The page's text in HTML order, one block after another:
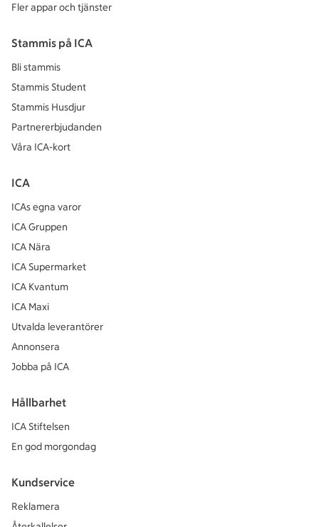
Fler appar och tjänster
Stammis på ICA
Bli stammis
Stammis Student
Stammis Husdjur
Partnererbjudanden
Våra ICA-kort
ICA
ICAs egna varor
ICA Gruppen
ICA Nära
ICA Supermarket
ICA Kvantum
ICA Maxi
Utvalda leverantörer
Annonsera
Jobba på ICA
Hållbarhet
ICA Stiftelsen
En god morgondag
Kundservice
Reklamera